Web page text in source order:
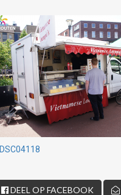
DSC04118
DEEL OP FACEBOOK